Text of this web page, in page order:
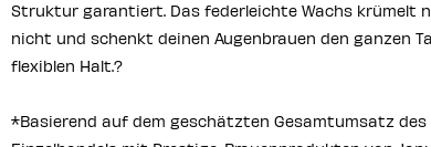
Struktur garantiert. Das federleichte Wachs krümelt
nicht und schenkt deinen Augenbrauen den ganzen
flexiblen Halt.?
*Basierend auf dem geschätzten Gesamtumsatz des